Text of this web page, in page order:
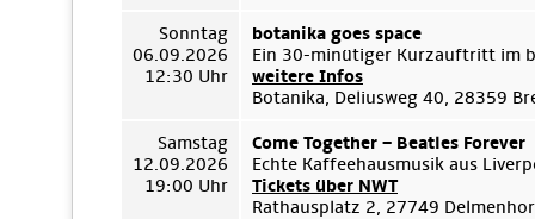
Sonntag
06.09.2026
12:30 Uhr
botanika goes space
Ein 30-minütiger Kurzauftritt im
weitere Infos
Botanika, Deliusweg 40, 28359
Samstag
12.09.2026
19:00 Uhr
Come Together – Beatles Forever
Echte Kaffeehausmusik aus
Tickets über NWT
Rathausplatz 2, 27749